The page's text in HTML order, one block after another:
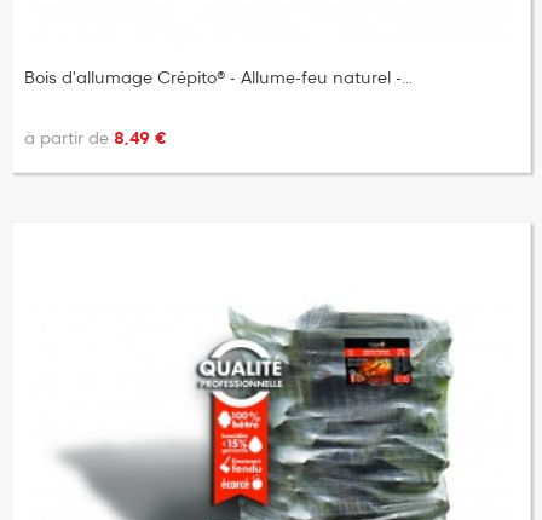
Bois d'allumage Crépito® - Allume-feu naturel -...
à partir de 8,49 €